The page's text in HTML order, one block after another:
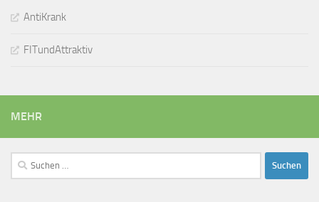
AntiKrank
FITundAttraktiv
MEHR
Suchen
nach: